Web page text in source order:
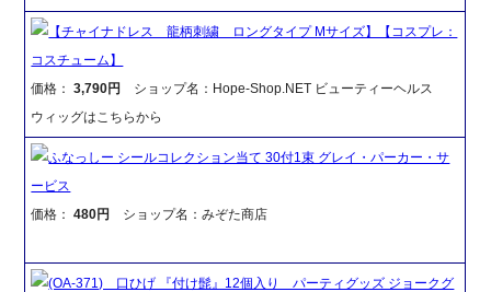
【チャイナドレス 龍柄刺繍 ロングタイプ Mサイズ】【コスプレ：
コスチューム】
価格：3,790円
ショップ名：Hope-Shop.NET ビューティーヘルス
ウィッグはこちらから
ふなっしー シールコレクション当て 30付1束 グレイ・パーカー・サ
ービス
価格：480円 ショップ名：みぞた商店
(OA-371) 口ひげ 『付け髭』12個入り パーティグッズ ジョークグ